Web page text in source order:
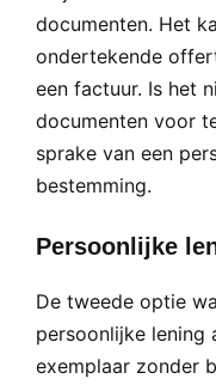
documenten. Het
ondertekende
een factuur. Is het
documenten voor
sprake van een
bestemming.
Persoonlijke
De tweede optie
persoonlijke lening
exemplaar zonder